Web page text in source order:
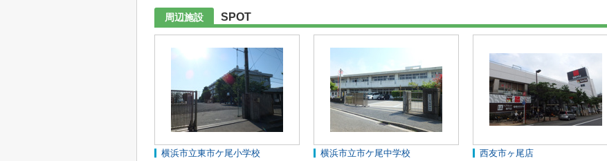
周辺施設 SPOT
横浜市立東市ケ尾小学校
横浜市立市ケ尾中学校
西友市ヶ尾店